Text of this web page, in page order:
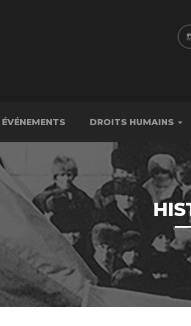
ÉVÉNEMENTS DROITS HUMAINS